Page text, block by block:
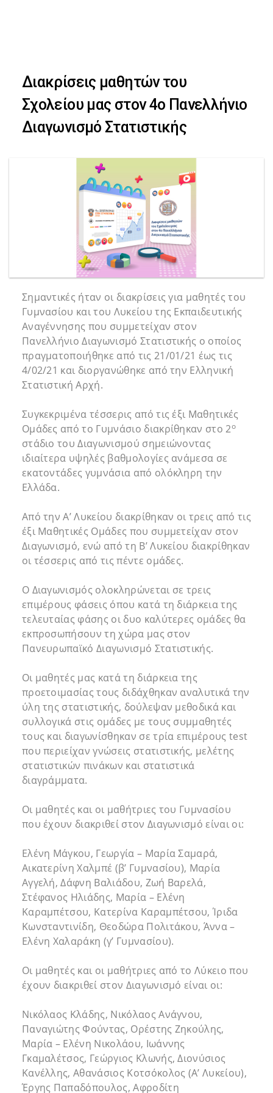
navigation
to
content
Διακρίσεις μαθητών του
Σχολείου μας στον 4ο Πανελλήνιο
Διαγωνισμό Στατιστικής
Σημαντικές ήταν οι διακρίσεις για μαθητές του
Γυμνασίου και του Λυκείου της Εκπαιδευτικής
Αναγέννησης που συμμετείχαν στον
Πανελλήνιο Διαγωνισμό Στατιστικής ο οποίος
πραγματοποιήθηκε από τις 21/01/21 έως τις
4/02/21 και διοργανώθηκε από την Ελληνική
Στατιστική Αρχή.
Συγκεκριμένα τέσσερις από τις έξι Μαθητικές
Ομάδες από το Γυμνάσιο διακρίθηκαν στο 2ο
στάδιο του Διαγωνισμού σημειώνοντας
ιδιαίτερα υψηλές βαθμολογίες ανάμεσα σε
εκατοντάδες γυμνάσια από ολόκληρη την
Ελλάδα.
Από την Α’ Λυκείου διακρίθηκαν οι τρεις από τις
έξι Μαθητικές Ομάδες που συμμετείχαν στον
Διαγωνισμό, ενώ από τη Β’ Λυκείου διακρίθηκαν
οι τέσσερις από τις πέντε ομάδες.
Ο Διαγωνισμός ολοκληρώνεται σε τρεις
επιμέρους φάσεις όπου κατά τη διάρκεια της
τελευταίας φάσης οι δυο καλύτερες ομάδες θα
εκπροσωπήσουν τη χώρα μας στον
Πανευρωπαϊκό Διαγωνισμό Στατιστικής.
Οι μαθητές μας κατά τη διάρκεια της
προετοιμασίας τους διδάχθηκαν αναλυτικά την
ύλη της στατιστικής, δούλεψαν μεθοδικά και
συλλογικά στις ομάδες με τους συμμαθητές
τους και διαγωνίσθηκαν σε τρία επιμέρους test
που περιείχαν γνώσεις στατιστικής, μελέτης
στατιστικών πινάκων και στατιστικά
διαγράμματα.
Οι μαθητές και οι μαθήτριες του Γυμνασίου
που έχουν διακριθεί στον Διαγωνισμό είναι οι:
Ελένη Μάγκου, Γεωργία – Μαρία Σαμαρά,
Αικατερίνη Χαλμπέ (β’ Γυμνασίου), Μαρία
Αγγελή, Δάφνη Βαλιάδου, Ζωή Βαρελά,
Στέφανος Ηλιάδης, Μαρία – Ελένη
Καραμπέτσου, Κατερίνα Καραμπέτσου, Ίριδα
Κωνσταντινίδη, Θεοδώρα Πολιτάκου, Άννα –
Ελένη Χαλαράκη (γ’ Γυμνασίου).
Οι μαθητές και οι μαθήτριες από το Λύκειο που
έχουν διακριθεί στον Διαγωνισμό είναι οι:
Νικόλαος Κλάδης, Νικόλαος Ανάγνου,
Παναγιώτης Φούντας, Ορέστης Ζηκούλης,
Μαρία – Ελένη Νικολάου, Ιωάννης
Γκαμαλέτσος, Γεώργιος Κλωνής, Διονύσιος
Κανέλλης, Αθανάσιος Κοτσόκολος (Α’ Λυκείου),
Έργης Παπαδόπουλος, Αφροδίτη